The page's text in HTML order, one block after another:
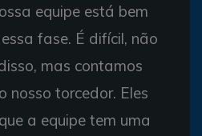
equipe está bem
fase. É difícil, não
mas contamos
nosso torcedor. Eles
a equipe tem uma